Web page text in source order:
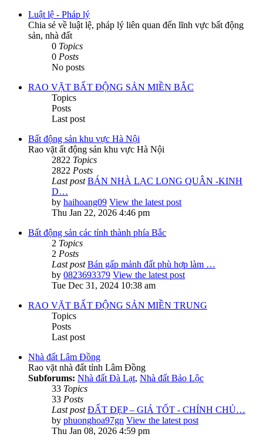
Luật lệ - Pháp lý
Chia sẻ về luật lệ, pháp lý liên quan đến lĩnh vực bất động
sản, nhà đất
0 Topics
0 Posts
No posts
RAO VẶT BẤT ĐỘNG SẢN MIỀN BẮC
Topics
Posts
Last post
Bất động sản khu vực Hà Nội
Rao vặt ất động sản khu vực Hà Nội
2822 Topics
2822 Posts
Last post BÁN NHÀ LẠC LONG QUÂN -KINH
D…
by haihoang09 View the latest post
Thu Jan 22, 2026 4:46 pm
Bất động sản các tỉnh thành phía Bắc
2 Topics
2 Posts
Last post Bán gấp mảnh đất phù hợp làm …
by 0823693379 View the latest post
Tue Dec 31, 2024 10:38 am
RAO VẶT BẤT ĐỘNG SẢN MIỀN TRUNG
Topics
Posts
Last post
Nhà đất Lâm Đồng
Rao vặt nhà đất tỉnh Lâm Đồng
Subforums: Nhà đất Đà Lạt, Nhà đất Bảo Lộc
33 Topics
33 Posts
Last post ĐẤT ĐẸP – GIÁ TỐT - CHÍNH CHỦ…
by phuonghoa97gn View the latest post
Thu Jan 08, 2026 4:59 pm